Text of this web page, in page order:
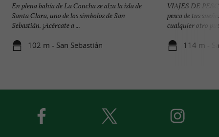
En plena bahía de La Concha se alza la isla de
Santa Clara, uno de los símbolos de San
Sebastián. ¡Acércate a ...
102 m - San Sebastián
VIAJES DE
pesca de tus
cualquier otro
114 m -